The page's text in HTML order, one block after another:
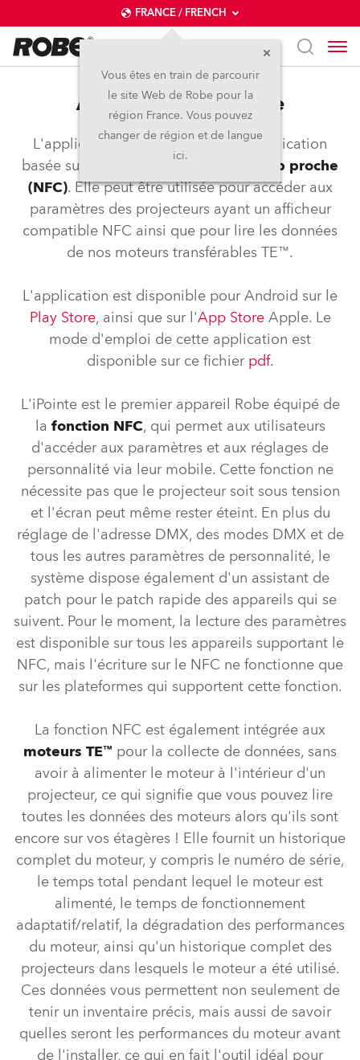
FRANCE / FRENCH
Vous êtes en train de parcourir
le site Web de Robe pour la
région France. Vous pouvez
changer de région et de langue
ici.
Application NFC Robe
L'application Robe COM est une application
basée sur la
communication en champ proche
(NFC). Elle peut être utilisée pour accéder aux
paramètres des projecteurs ayant un afficheur
compatible NFC ainsi que pour lire les données
de nos moteurs transférables TE™.
L'application est disponible pour Android sur le
Play Store, ainsi que sur l'App StoreApple. Le
mode d'emploi de cette application est
disponible sur ce fichier pdf.
L'iPointe est le premier appareil Robe équipé de
la fonction NFC, qui permet aux utilisateurs
d'accéder aux paramètres et aux réglages de
personnalité via leur mobile. Cette fonction ne
nécessite pas que le projecteur soit sous tension
et l'écran peut même rester éteint. En plus du
réglage de l'adresse DMX, des modes DMX et de
tous les autres paramètres de personnalité, le
système dispose également d'un assistant de
patch pour le patch rapide des appareils qui se
suivent. Pour le moment, la lecture des paramètres
est disponible sur tous les appareils supportant le
NFC, mais l'écriture sur le NFC ne fonctionne que
sur les plateformes qui supportent cette fonction.
La fonction NFC est également intégrée aux
moteurs TE™ pour la collecte de données, sans
avoir à alimenter le moteur à l'intérieur d'un
projecteur, ce qui signifie que vous pouvez lire
toutes les données des moteurs alors qu'ils sont
encore sur vos étagères ! Elle fournit un historique
complet du moteur, y compris le numéro de série,
le temps total pendant lequel le moteur est
alimenté, le temps de fonctionnement
adaptatif/relatif, la dégradation des performances
du moteur, ainsi qu'un historique complet des
projecteurs dans lesquels le moteur a été utilisé.
Ces données vous permettent non seulement de
tenir un inventaire précis, mais aussi de savoir
quelles seront les performances du moteur avant
de l'installer, ce qui en fait l'outil idéal pour